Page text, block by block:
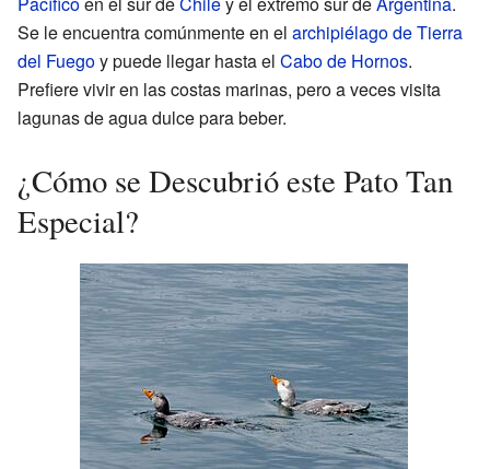
Se le encuentra comúnmente en el archipiélago de Tierra
del Fuegoy puede llegar hasta el Cabo de Hornos.
Prefiere vivir en las costas marinas, pero a veces visita
lagunas de agua dulce para beber.
¿Cómo se Descubrió este Pato Tan
Especial?